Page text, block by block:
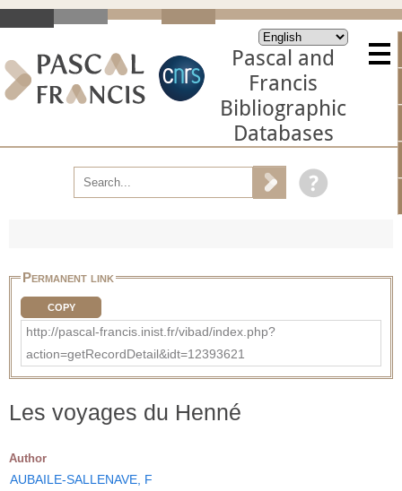
Pascal and
Francis
Bibliographic
Databases
Permanent link
COPY
http://pascal-francis.inist.fr/vibad/index.php?
action=getRecordDetail&idt=12393621
Les voyages du Henné
Author
AUBAILE-SALLENAVE, F